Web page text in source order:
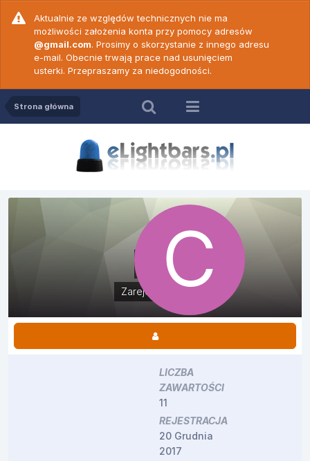
Aktualnie ze względów technicznych nie ma
możliwości założenia konta przy pomocy adresów
@gmail.com. Prosimy o skorzystanie z innego adresu
e-mail. Obecnie trwają prace nad usunięciem
usterki. Przepraszamy za niedogodności.
Strona główna
cris
Zarejestrowani
LICZBA
ZAWARTOŚCI
11
REJESTRACJA
20 Grudnia
2017